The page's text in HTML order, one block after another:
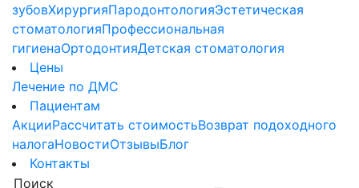
зубовХирургияПародонтологияЭстетическая
стоматологияПрофессиональная
гигиенаОртодонтияДетская стоматология
Цены
Лечение по ДМС
Пациентам
АкцииРассчитать стоимостьВозврат подоходного
налогаНовостиОтзывыБлог
Контакты